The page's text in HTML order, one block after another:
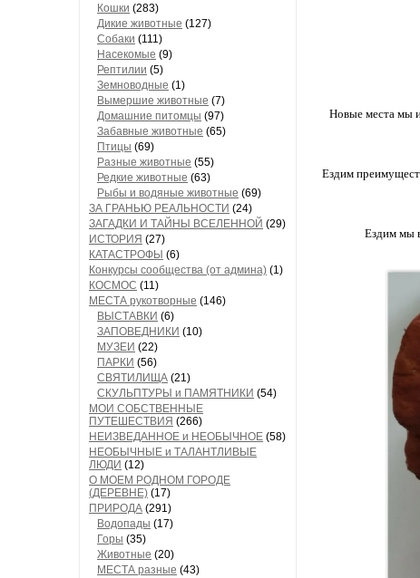
Кошки (283)
Дикие животные (127)
Собаки (111)
Насекомые (9)
Рептилии (5)
Земноводные (1)
Вымершие животные (7)
Домашние питомцы (97)
Забавные животные (65)
Птицы (69)
Разные животные (55)
Редкие животные (63)
Рыбы и водяные животные (69)
ЗА ГРАНЬЮ РЕАЛЬНОСТИ (24)
ЗАГАДКИ И ТАЙНЫ ВСЕЛЕННОЙ (29)
ИСТОРИЯ (27)
КАТАСТРОФЫ (6)
Конкурсы сообщества (от админа) (1)
КОСМОС (11)
МЕСТА рукотворные (146)
ВЫСТАВКИ (6)
ЗАПОВЕДНИКИ (10)
МУЗЕИ (22)
ПАРКИ (56)
СВЯТИЛИЩА (21)
СКУЛЬПТУРЫ и ПАМЯТНИКИ (54)
МОИ СОБСТВЕННЫЕ
ПУТЕШЕСТВИЯ (266)
НЕИЗВЕДАННОЕ и НЕОБЫЧНОЕ (58)
НЕОБЫЧНЫЕ и ТАЛАНТЛИВЫЕ
ЛЮДИ (12)
О МОЕМ РОДНОМ ГОРОДЕ
(ДЕРЕВНЕ) (17)
ПРИРОДА (291)
Водопады (17)
Горы (35)
Животные (20)
МЕСТА разные (43)
Новые места мы
Ездим
Ездим мы